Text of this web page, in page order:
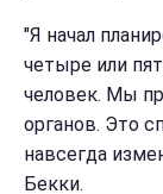
"Я начал
четыре или
человек. Мы
органов. Это
навсегда
Бекки.